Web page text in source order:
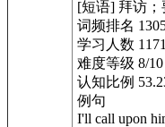
[短语] 拜访
词频排名
学习人数 1171
难度等级 8/10
认知比例
例句
I'll call upon